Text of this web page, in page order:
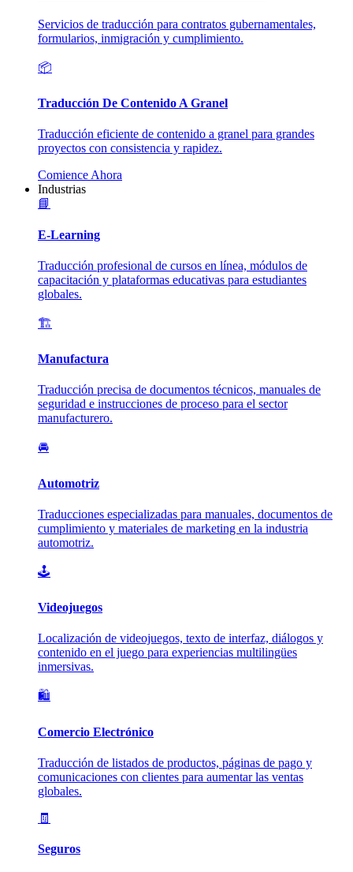
Servicios de traducción para contratos gubernamentales,
formularios, inmigración y cumplimiento.
📦
Traducción De Contenido A Granel
Traducción eficiente de contenido a granel para grandes
proyectos con consistencia y rapidez.
Comience Ahora
Industrias
📘
E-Learning
Traducción profesional de cursos en línea, módulos de
capacitación y plataformas educativas para estudiantes
globales.
🏗️
Manufactura
Traducción precisa de documentos técnicos, manuales de
seguridad e instrucciones de proceso para el sector
manufacturero.
🚘
Automotriz
Traducciones especializadas para manuales, documentos de
cumplimiento y materiales de marketing en la industria
automotriz.
🕹️
Videojuegos
Localización de videojuegos, texto de interfaz, diálogos y
contenido en el juego para experiencias multilingües
inmersivas.
🛍️
Comercio Electrónico
Traducción de listados de productos, páginas de pago y
comunicaciones con clientes para aumentar las ventas
globales.
🧾
Seguros